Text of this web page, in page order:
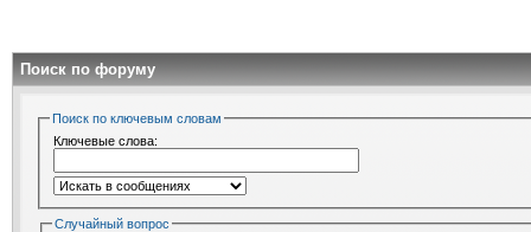
Поиск по форуму
Поиск по ключевым словам
Ключевые слова:
Случайный вопрос